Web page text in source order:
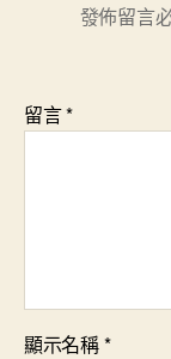
發佈留言
留言*
顯示名稱*